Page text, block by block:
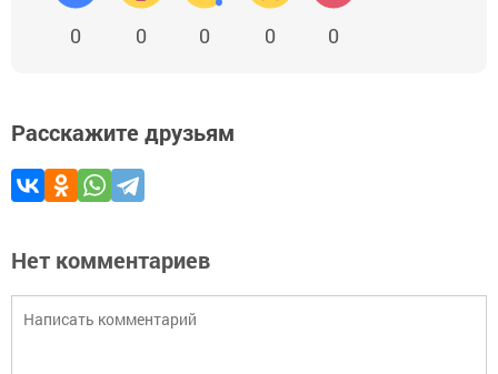
0 0 0 0 0
Расскажите друзьям
Нет комментариев